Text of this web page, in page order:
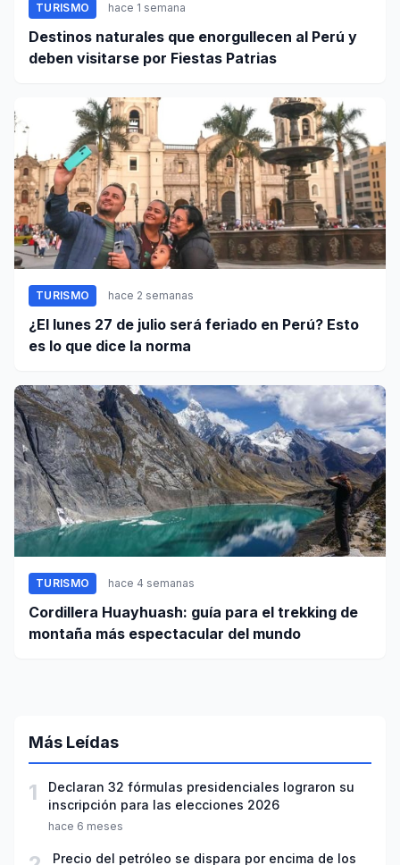
TURISMO hace 1 semana
Destinos naturales que enorgullecen al Perú y
deben visitarse por Fiestas Patrias
TURISMO hace 2 semanas
¿El lunes 27 de julio será feriado en Perú? Esto
es lo que dice la norma
TURISMO hace 4 semanas
Cordillera Huayhuash: guía para el trekking de
montaña más espectacular del mundo
Más Leídas
1
Declaran 32 fórmulas presidenciales lograron su
inscripción para las elecciones 2026
hace 6 meses
Precio del petróleo se dispara por encima de los